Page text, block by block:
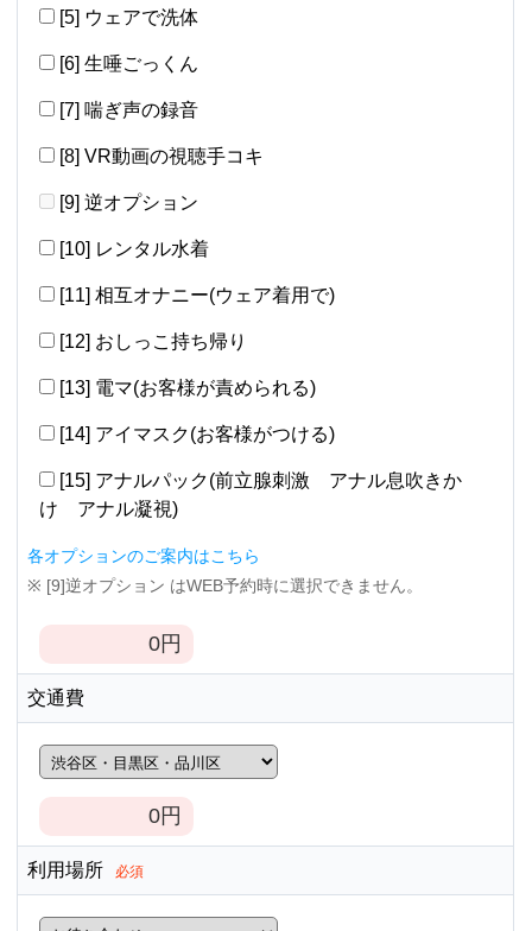
[5] ウェアで洗体
[6] 生唾ごっくん
[7] 喘ぎ声の録音
[8] VR動画の視聴手コキ
[9] 逆オプション
[10] レンタル水着
[11] 相互オナニー(ウェア着用で)
[12] おしっこ持ち帰り
[13] 電マ(お客様が責められる)
[14] アイマスク(お客様がつける)
[15] アナルパック(前立腺刺激 アナル息吹きか
け アナル凝視)
各オプションのご案内はこちら
※ [9]逆オプション はWEB予約時に選択できません。
0円
交通費
0円
利用場所 必須